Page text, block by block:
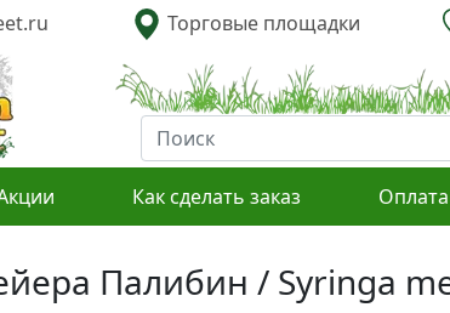
Торговые площадки
Как сделать заказ
Палибин / Syringa